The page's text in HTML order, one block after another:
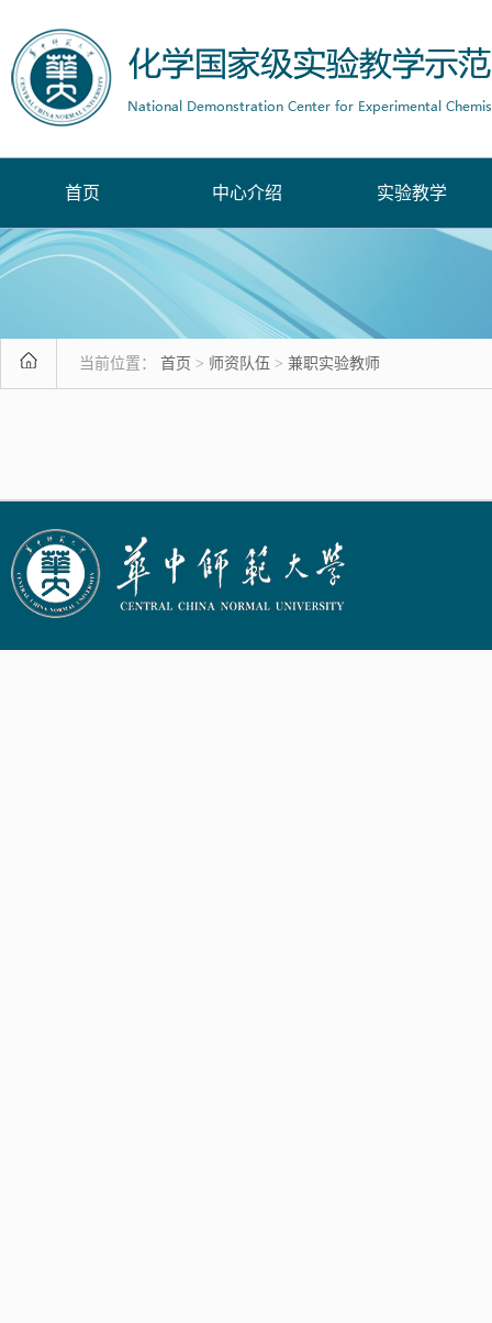
首页 中心介绍 实验教学
当前位置： 首页 > 师资队伍 > 兼职实验教师